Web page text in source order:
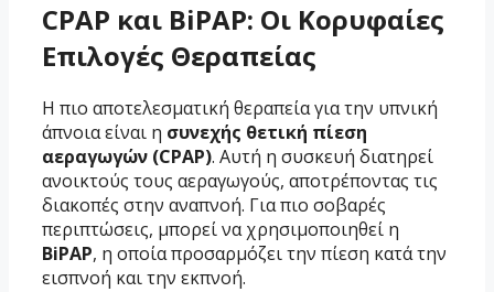
CPAP και BiPAP: Οι Κορυφαίες
Επιλογές Θεραπείας
Η πιο αποτελεσματική θεραπεία για την υπνική
άπνοια είναι η συνεχής θετική πίεση
αεραγωγών (CPAP). Αυτή η συσκευή διατηρεί
ανοικτούς τους αεραγωγούς, αποτρέποντας τις
διακοπές στην αναπνοή. Για πιο σοβαρές
περιπτώσεις, μπορεί να χρησιμοποιηθεί η
BiPAP, η οποία προσαρμόζει την πίεση κατά την
εισπνοή και την εκπνοή.